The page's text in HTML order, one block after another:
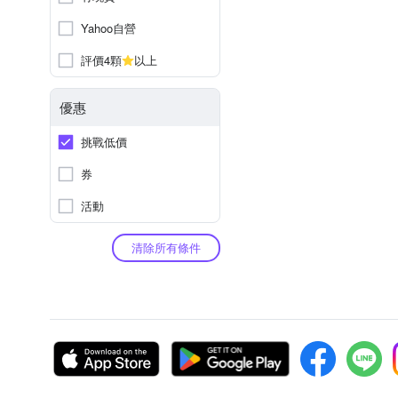
Yahoo自營
評價4顆
以上
優惠
挑戰低價
券
活動
清除所有條件